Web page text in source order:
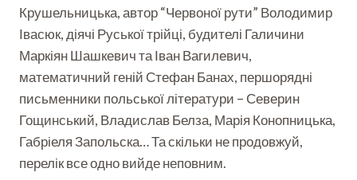
Крушельницька, автор “Червоної рути” Володимир
Івасюк, діячі Руської трійці, будителі Галичини
Маркіян Шашкевич та Іван Вагилевич,
математичний геній Стефан Банах, першорядні
письменники польської літератури – Северин
Гощинський, Владислав Белза, Марія Конопницька,
Габріеля Запольска… Та скільки не продовжуй,
перелік все одно вийде неповним.